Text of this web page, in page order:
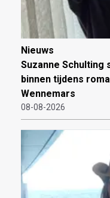
Nieuws
Suzanne
binnen tijdens
Wennemars
08-08-2026